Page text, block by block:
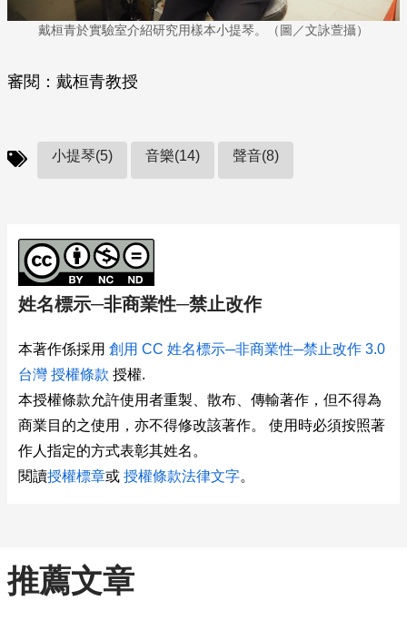
戴桓青於實驗室介紹研究用樣本小提琴。（圖／文詠萱攝）
審閱：戴桓青教授
小提琴(5) 音樂(14) 聲音(8)
姓名標示─非商業性─禁止改作
本著作係採用 創用 CC 姓名標示─非商業性─禁止改作 3.0
台灣 授權條款 授權.
本授權條款允許使用者重製、散布、傳輸著作，但不得為
商業目的之使用，亦不得修改該著作。 使用時必須按照著
作人指定的方式表彰其姓名。
閱讀授權標章或 授權條款法律文字。
推薦文章